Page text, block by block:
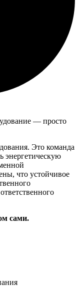
— просто
Это команда
энергетическую
что устойчивое
сами.